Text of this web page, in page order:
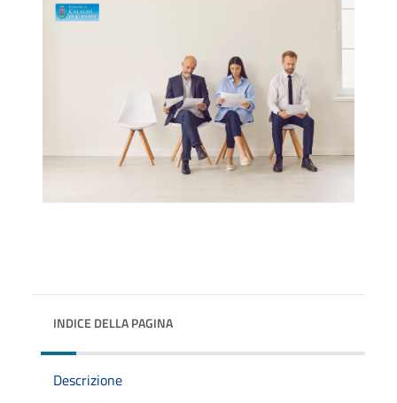
INDICE DELLA PAGINA
Descrizione